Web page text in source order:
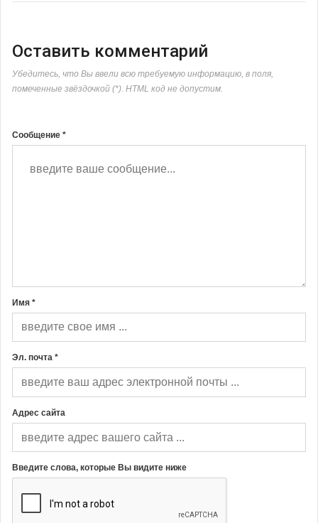
Оставить комментарий
Убедитесь, что Вы ввели всю требуемую информацию, в поля,
помеченные звёздочкой (*). HTML код не допустим.
Сообщение *
Имя *
Эл. почта *
Адрес сайта
Введите слова, которые Вы видите ниже